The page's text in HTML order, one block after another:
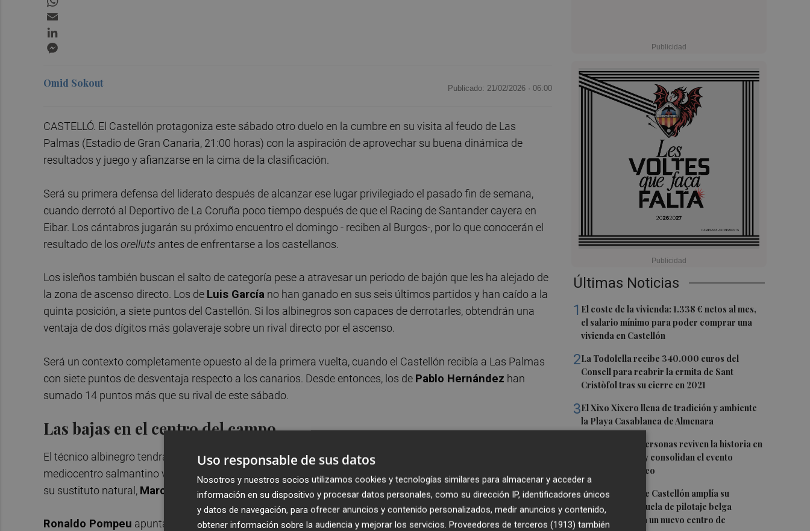
Últimas Noticias
1 El coste de la vivienda: 1.338 € netos al mes,
el salario mínimo para poder comprar una
vivienda en Castellón
2La Todolella recibe 340.000 euros del
Consell para reabrir la ermita de Sant
Cristòfol tras su cierre en 2021
3El Xixo Xixero llena de tradición y ambiente
la Playa Casablanca de Almenara
Más de 8.000 personas reviven la historia en
Onda Medieval y consolidan el evento
cultural y turístico
5 El aeropuerto de Castellón amplía su
actividad: la escuela de pilotaje belga
Skywings abrirá un nuevo centro de
Omid Sokout Publicado: 21/02/2026 · 06:00
CASTELLÓ. El Castellón protagoniza este sábado otro duelo en la cumbre en su visita al feudo de Las
Palmas (Estadio de Gran Canaria, 21:00 horas) con la aspiración de aprovechar su buena dinámica de
resultados y juego y afianzarse en la cima de la clasificación.
Será su primera defensa del liderato después de alcanzar ese lugar privilegiado el pasado fin de semana,
cuando derrotó al Deportivo de La Coruña poco tiempo después de que el Racing de Santander cayera en
Eibar. Los cántabros jugarán su próximo encuentro el domingo - reciben al Burgos-, por lo que conocerán el
resultado de los orelluts antes de enfrentarse a los castellanos.
Los isleños también buscan el salto de categoría pese a atravesar un periodo de bajón que les ha alejado de
la zona de ascenso directo. Los de Luis García no han ganado en sus seis últimos partidos y han caído a la
quinta posición, a siete puntos del Castellón. Si los albinegros son capaces de derrotarles, obtendrán una
ventaja de dos dígitos más golaveraje sobre un rival directo por el ascenso.
Será un contexto completamente opuesto al de la primera vuelta, cuando el Castellón recibía a Las Palmas
con siete puntos de desventaja respecto a los canarios. Desde entonces, los de Pablo Hernández han
sumado 14 puntos más que su rival de este sábado.
Las bajas en el centro del campo
El técnico albinegro tendrá que encontrar solución a una baja importante como la de
mediocentro salmantino vio la quinta tarjeta amarilla ante el Deportivo y se perderá este choque, al igual que
su sustituto natural, Marc-Olivier Doué, igualmente sancionado.
Ronaldo Pompeu apunta a ser una posibilidad para cubrir esa ausencia, pero no es la única.Guillem
Uso responsable de sus datos
Nosotros y nuestros socios utilizamos cookies y tecnologías similares para almacenar y acceder a
información en su dispositivo y procesar datos personales, como su dirección IP, identificadores únicos
y datos de navegación, para ofrecer anuncios y contenido personalizados, medir anuncios y contenido,
obtener información sobre la audiencia y mejorar los servicios. Proveedores de terceros (1913) también